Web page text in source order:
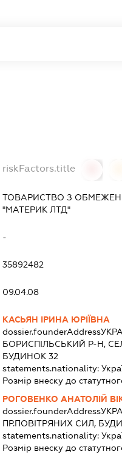
riskFactors.title
ТОВАРИСТВО З
"МАТЕРИК ЛТД"
-
35892482
09.04.08
КАСЬЯН ІРИНА ЮРІЇВНА
dossier.founderAddress
БОРИСПІЛЬСЬКИЙ Р-Н,
БУДИНОК 32
statements.nationality:
Розмір внеску до
РОГОВЕНКО АНАТОЛІЙ
dossier.founderAddress
ПР.ПОВІТРЯНИХ СИЛ,
statements.nationality:
Розмір внеску до